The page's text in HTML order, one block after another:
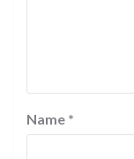
Name *